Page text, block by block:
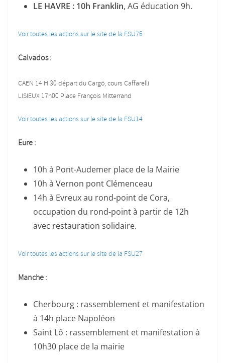
LE HAVRE : 10h Franklin, AG éducation 9h.
Voir toutes les actions sur le site de la FSU76
Calvados :
CAEN 14 H 30 départ du Cargö, cours Caffarelli
LISIEUX 17h00 Place François Mitterrand
Voir toutes les actions sur le site de la FSU14
Eure :
10h à Pont-Audemer place de la Mairie
10h à Vernon pont Clémenceau
14h à Evreux au rond-point de Cora,
occupation du rond-point à partir de 12h
avec restauration solidaire.
Voir toutes les actions sur le site de la FSU27
Manche :
Cherbourg : rassemblement et manifestation
à 14h place Napoléon
Saint Lô : rassemblement et manifestation à
10h30 place de la mairie